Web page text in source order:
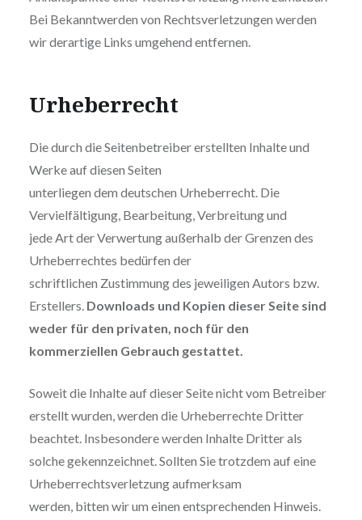
Bei Bekanntwerden von Rechtsverletzungen werden
wir derartige Links umgehend entfernen.
Urheberrecht
Die durch die Seitenbetreiber erstellten Inhalte und
Werke auf diesen Seiten
unterliegen dem deutschen Urheberrecht. Die
Vervielfältigung, Bearbeitung, Verbreitung und
jede Art der Verwertung außerhalb der Grenzen des
Urheberrechtes bedürfen der
schriftlichen Zustimmung des jeweiligen Autors bzw.
Erstellers. Downloads und Kopien dieser Seite sind
weder für den privaten, noch für den
kommerziellen Gebrauch gestattet.
Soweit die Inhalte auf dieser Seite nicht vom Betreiber
erstellt wurden, werden die Urheberrechte Dritter
beachtet. Insbesondere werden Inhalte Dritter als
solche gekennzeichnet. Sollten Sie trotzdem auf eine
Urheberrechtsverletzung aufmerksam
werden, bitten wir um einen entsprechenden Hinweis.